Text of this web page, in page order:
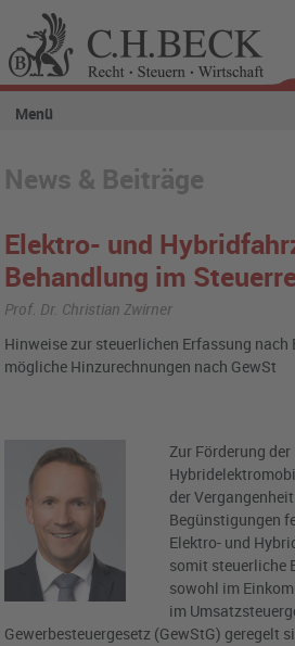
Menü
News & Beiträge
Elektro- und
Behandlung im
Prof. Dr. Christian Zwirner
Hinweise zur steuerlichen Erfassung nach
mögliche Hinzurechnungen nach GewSt
Zur Förderung
der
Begünstigungen
Elektro- und
somit steuerliche
sowohl im
im
Gewerbesteuergesetz (GewStG) geregelt